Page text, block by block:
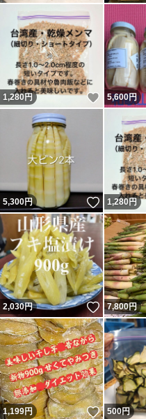
1,280円 いいね！
5,600円
5,300円 いいね！
1,280円
2,030円 いいね！
7,800円
1,199円 いいね！
500円